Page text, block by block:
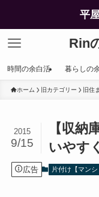
平
Rin
時間の余白活 暮らしの
ホーム 旧カテゴリー 旧住
【収
いやす
2015
9/15
広告 片付け【マンシ